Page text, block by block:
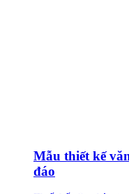
Mẫu thiết kế
đáo